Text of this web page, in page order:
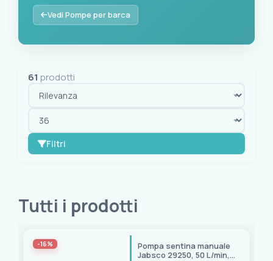
Se hai bisogno di pompe manuali per movimentare i liquidi
Vedi Pompe per barca
61 prodotti
Filtri
Disponibilità
Spedizione immediata
Tutti i prodotti
-16%
Pompa sentina manuale
Jabsco 29250, 50 L/min,